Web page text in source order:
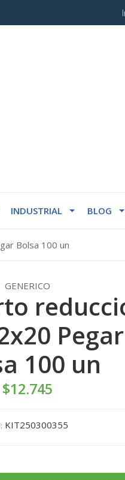
INDUSTRIAL BLOG
Bolsa 100 un
GENERICO
Pegar
100 un
$12.745
KIT250300355